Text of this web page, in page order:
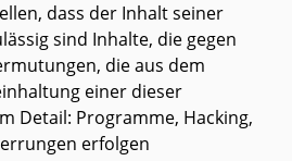
dass der Inhalt seiner
sind Inhalte, die gegen
die aus dem
einer dieser
Detail: Programme, Hacking,
erfolgen